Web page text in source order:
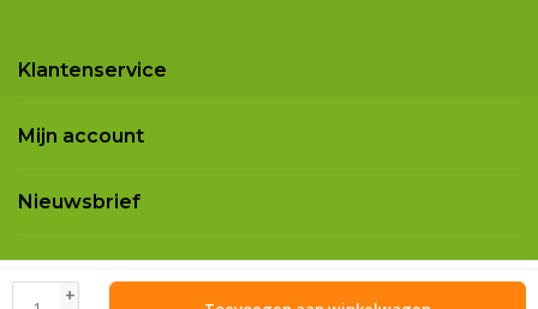
+
Klantenservice
Mijn account
Nieuwsbrief
© Copyright 2026 Het Proefstation Direct | wijngroothandel aan huis